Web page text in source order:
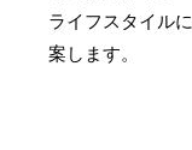
ライフスタイル
案します。